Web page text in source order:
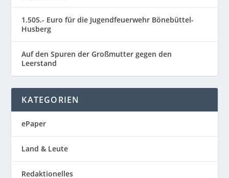
1.505.- Euro für die Jugendfeuerwehr Bönebüttel-
Husberg
Auf den Spuren der Großmutter gegen den
Leerstand
KATEGORIEN
ePaper
Land & Leute
Redaktionelles